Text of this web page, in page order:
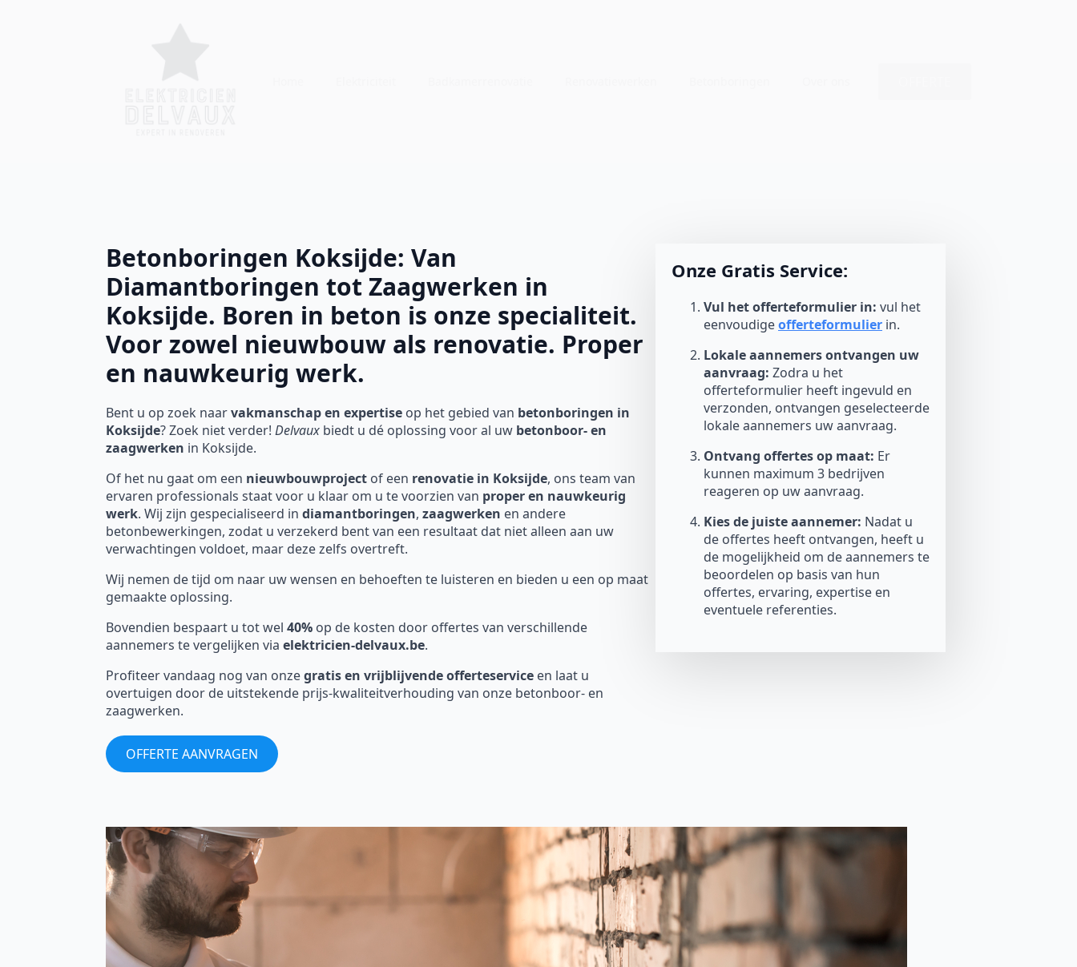
Betonboringen Koksijde: Van
Diamantboringen tot Zaagwerken in
Koksijde. Boren in beton is onze specialiteit.
Voor zowel nieuwbouw als renovatie. Proper
en nauwkeurig werk.
Bent u op zoek naarvakmanschap en expertise op het gebied van betonboringen in
Koksijde? Zoek niet verder! Delvaux biedt u dé oplossing voor al uw betonboor- en
zaagwerken in Koksijde.
Of het nu gaat om een nieuwbouwproject of een renovatie in Koksijde, ons team van
ervaren professionals staat voor u klaar om u te voorzien van proper en nauwkeurig
werk. Wij zijn gespecialiseerd in diamantboringen, zaagwerken en andere
betonbewerkingen, zodat u verzekerd bent van een resultaat dat niet alleen aan uw
verwachtingen voldoet, maar deze zelfs overtreft.
Wij nemen de tijd om naar uw wensen en behoeften te luisteren en bieden u een op maat
gemaakte oplossing.
Bovendien bespaart u tot wel 40% op de kosten door offertes van verschillende
aannemers te vergelijken via elektricien-delvaux.be.
Profiteer vandaag nog van onzegratis en vrijblijvende offerteservice en laat u
overtuigen door de uitstekende prijs-kwaliteitverhouding van onze betonboor- en
zaagwerken.
OFFERTE AANVRAGEN
Onze Gratis Service:
Vul het offerteformulier in: vul het
eenvoudigeofferteformulier in.
Lokale aannemers ontvangen uw
aanvraag: Zodra u het
offerteformulier heeft ingevuld en
verzonden, ontvangen geselecteerde
lokale aannemers uw aanvraag.
Ontvang offertes op maat: Er
kunnen maximum 3 bedrijven
reageren op uw aanvraag.
Kies de juiste aannemer: Nadat u
de offertes heeft ontvangen, heeft u
de mogelijkheid om de aannemers te
beoordelen op basis van hun
offertes, ervaring, expertise en
eventuele referenties.